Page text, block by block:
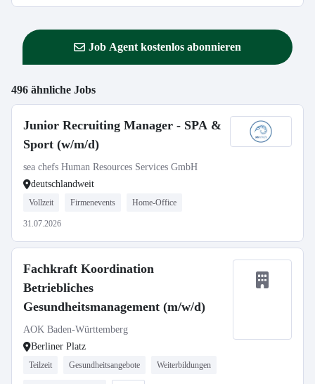
Job Agent kostenlos abonnieren
496 ähnliche Jobs
Junior Recruiting Manager - SPA &
Sport (w/m/d)
sea chefs Human Resources Services GmbH
deutschlandweit
Vollzeit Firmenevents Home-Office
31.07.2026
Fachkraft Koordination
Betriebliches
Gesundheitsmanagement (m/w/d)
AOK Baden-Württemberg
Berliner Platz
Teilzeit Gesundheitsangebote Weiterbildungen